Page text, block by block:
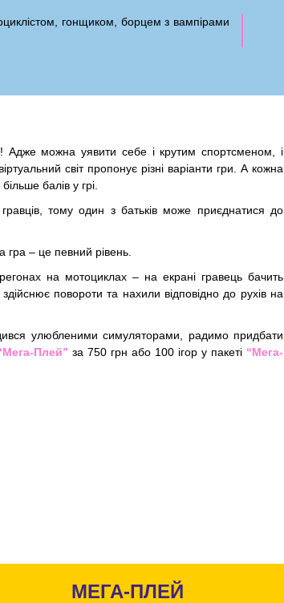
гонщиком, борцем з вампірами
Адже можна уявити себе і крутим спортсменом, і
світ пропонує різні варіанти гри. А кожна
балів у грі.
тому один з батьків може приєднатися до
гра – це певний рівень.
на мотоциклах – на екрані гравець бачить
повороти та нахили відповідно до рухів на
улюбленими симуляторами, радимо придбати
Плей” за 750 грн або 100 ігор у пакеті “Мега-
МЕГА-ПЛЕЙ